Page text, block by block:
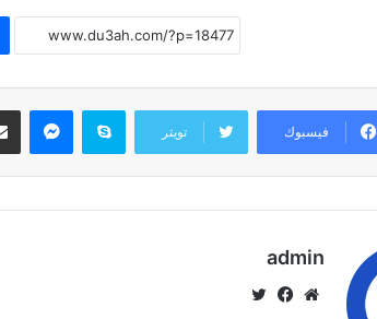
فيسبوك تويتر
سكايب
admin
موق في